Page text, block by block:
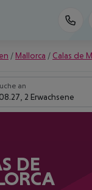
/ Mallorca / Calas de
an
2 Erwachsene
DE